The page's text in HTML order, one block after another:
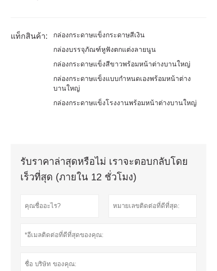
แท็กสินค้า:
กล่องกระดาษแข็งกระดาษสีเงิน
กล่องบรรจุภัณฑ์หูฟังตกแต่งลายนูน
กล่องกระดาษแข็งสีขาวพร้อมหน้าต่างบานใหญ่
กล่องกระดาษแข็งแบบกำหนดเองพร้อมหน้าต่าง
บานใหญ่
กล่องกระดาษแข็งโรงงานพร้อมหน้าต่างบานใหญ่
รับราคาล่าสุดหรือไม่ เราจะตอบกลับโดย
เร็วที่สุด (ภายใน 12 ชั่วโมง)